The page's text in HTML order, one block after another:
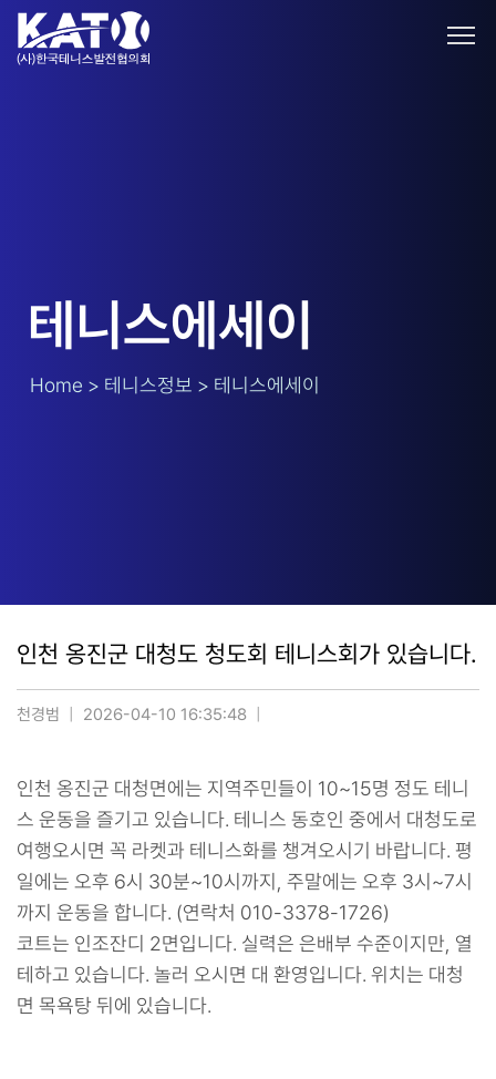
테니스에세이
Home > 테니스정보 > 테니스에세이
인천 옹진군 대청도 청도회 테니스회가 있습니다.
천경범 2026-04-10 16:35:48
인천 옹진군 대청면에는 지역주민들이 10~15명 정도 테니
스 운동을 즐기고 있습니다. 테니스 동호인 중에서 대청도로
여행오시면 꼭 라켓과 테니스화를 챙겨오시기 바랍니다. 평
일에는 오후 6시 30분~10시까지, 주말에는 오후 3시~7시
까지 운동을 합니다. (연락처 010-3378-1726)
코트는 인조잔디 2면입니다. 실력은 은배부 수준이지만, 열
테하고 있습니다. 놀러 오시면 대 환영입니다. 위치는 대청
면 목욕탕 뒤에 있습니다.